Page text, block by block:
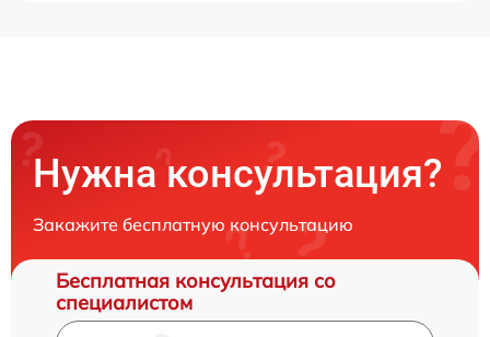
Нужна консультация?
Закажите бесплатную консультацию
Бесплатная консультация со
специалистом